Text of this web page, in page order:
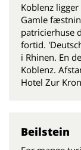
Koblenz
Gamle
patricierhuse
fortid.
i Rhinen. En
Koblenz.
Hotel Zur
Beilstein